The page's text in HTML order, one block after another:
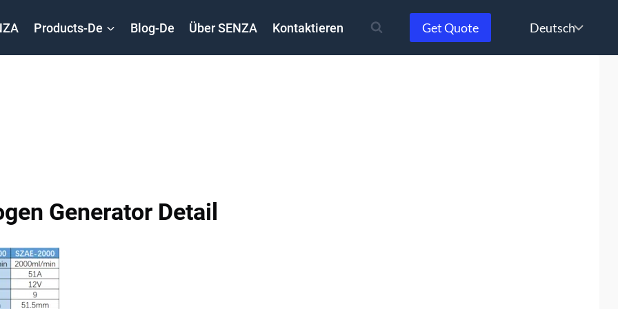
Products-De Blog-De Über SENZA Kontaktieren Get Quote
Choose
Generator Detail